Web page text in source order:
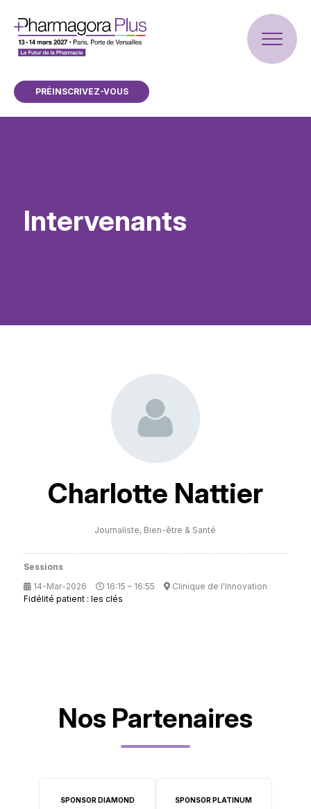
PRÉINSCRIVEZ-VOUS
Intervenants
Charlotte Nattier
Journaliste, Bien-être & Santé
Sessions
14-Mar-2026
16:15 – 16:55
Clinique de l'Innovation
Fidélité patient : les clés
Nos Partenaires
SPONSOR DIAMOND SPONSOR PLATINUM